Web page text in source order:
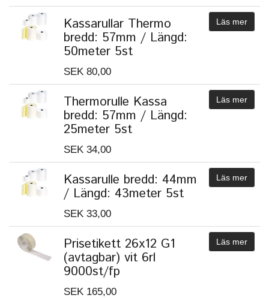
Kassarullar Thermo
bredd: 57mm / Längd:
50meter 5st
SEK 80,00
Läs mer
Thermorulle Kassa
bredd: 57mm / Längd:
25meter 5st
SEK 34,00
Läs mer
Kassarulle bredd: 44mm
/ Längd: 43meter 5st
SEK 33,00
Läs mer
Prisetikett 26x12 G1
(avtagbar) vit 6rl
9000st/fp
SEK 165,00
Läs mer